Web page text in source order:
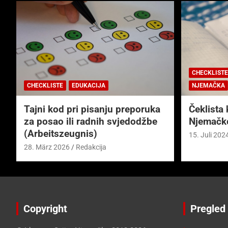
CHECKLISTE EDUKACIJA
Tajni kod pri pisanju preporuka
za posao ili radnih svjedodžbe
(Arbeitszeugnis)
28. März 2026 Redakcija
CHECKLISTE
NJEMAČKA
Čeklista
15. Juli
Copyright Pregled